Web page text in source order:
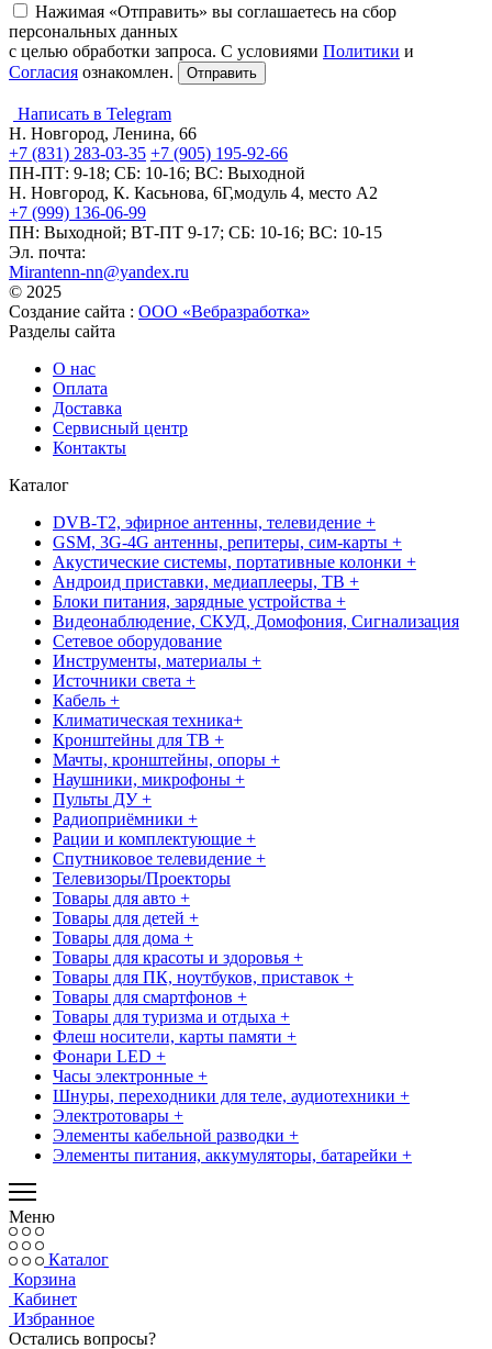
Нажимая «Отправить» вы соглашаетесь на сбор
персональных данных
с целью обработки запроса. С условиями Политики и
Согласия ознакомлен.
Написать в Telegram
Н. Новгород, Ленина, 66
+7 (831) 283-03-35 +7 (905) 195-92-66
ПН-ПТ: 9-18; СБ: 10-16; ВС: Выходной
Н. Новгород, К. Касьнова, 6Г,модуль 4, место А2
+7 (999) 136-06-99
ПН: Выходной; ВТ-ПТ 9-17; СБ: 10-16; ВС: 10-15
Эл. почта:
Mirantenn-nn@yandex.ru
© 2025
Создание сайта : ООО «Вебразработка»
Разделы сайта
О нас
Оплата
Доставка
Сервисный центр
Контакты
Каталог
DVB-T2, эфирное антенны, телевидение +
GSM, 3G-4G антенны, репитеры, сим-карты +
Акустические системы, портативные колонки +
Андроид приставки, медиаплееры, ТВ +
Блоки питания, зарядные устройства +
Видеонаблюдение, СКУД, Домофония, Сигнализация
Сетевое оборудование
Инструменты, материалы +
Источники света +
Кабель +
Климатическая техника+
Кронштейны для ТВ +
Мачты, кронштейны, опоры +
Наушники, микрофоны +
Пульты ДУ +
Радиоприёмники +
Рации и комплектующие +
Спутниковое телевидение +
Телевизоры/Проекторы
Товары для авто +
Товары для детей +
Товары для дома +
Товары для красоты и здоровья +
Товары для ПК, ноутбуков, приставок +
Товары для смартфонов +
Товары для туризма и отдыха +
Флеш носители, карты памяти +
Фонари LED +
Часы электронные +
Шнуры, переходники для теле, аудиотехники +
Электротовары +
Элементы кабельной разводки +
Элементы питания, аккумуляторы, батарейки +
Меню
Каталог
Корзина
Кабинет
Избранное
Остались вопросы?